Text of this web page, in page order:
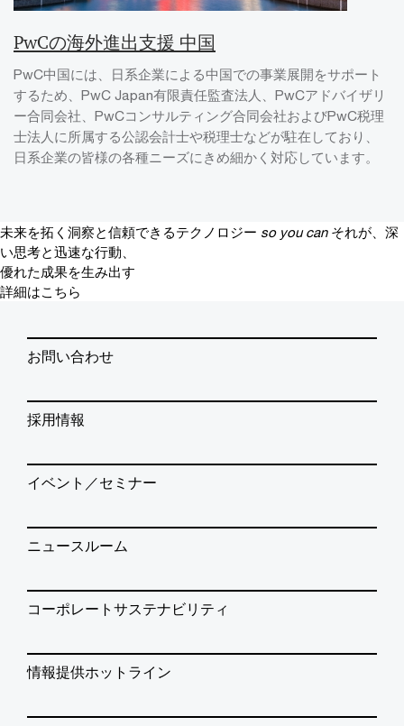
PwCの海外進出支援 中国
PwC中国には、日系企業による中国での事業展開をサポート
するため、PwC Japan有限責任監査法人、PwCアドバイザリ
ー合同会社、PwCコンサルティング合同会社およびPwC税理
士法人に所属する公認会計士や税理士などが駐在しており、
日系企業の皆様の各種ニーズにきめ細かく対応しています。
未来を拓く洞察と信頼できるテクノロジー so you can それが、深
い思考と迅速な行動、
優れた成果を生み出す
詳細はこちら
お問い合わせ
採用情報
イベント／セミナー
ニュースルーム
コーポレートサステナビリティ
情報提供ホットライン